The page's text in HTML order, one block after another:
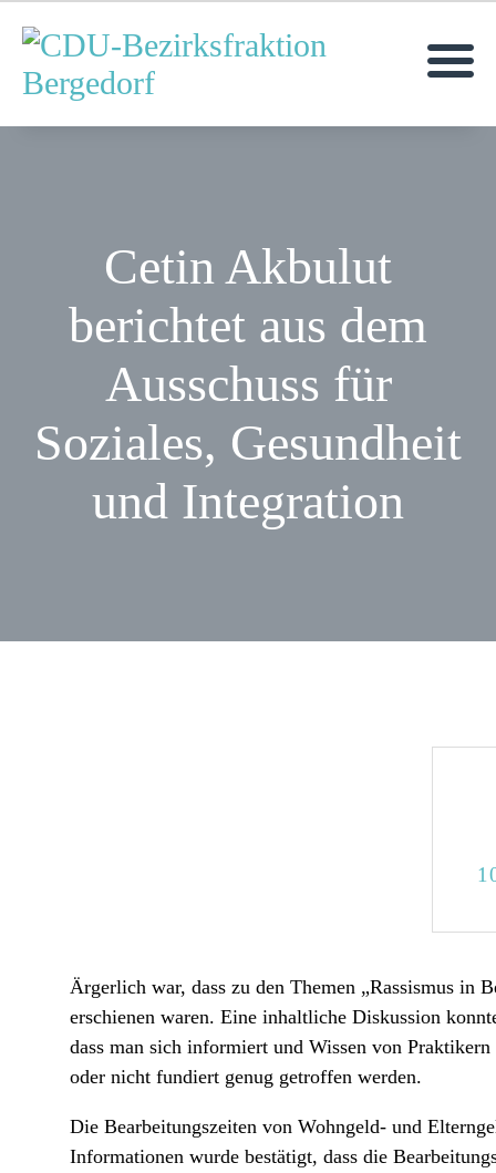
Cetin Akbulut
berichtet aus dem
Ausschuss für
Soziales, Gesundheit
und Integration
MOIN!
AKTUELLES
ANFRAGEN &
ANTRÄGE
TERMINE
KONTAKT
KREISVERBAND
Ärgerlich war, dass zu den Themen „Rassismus in
erschienen waren. Eine inhaltliche Diskussion
dass man sich informiert und Wissen von
oder nicht fundiert genug getroffen werden.
Die Bearbeitungszeiten von Wohngeld- und
Informationen wurde bestätigt, dass die